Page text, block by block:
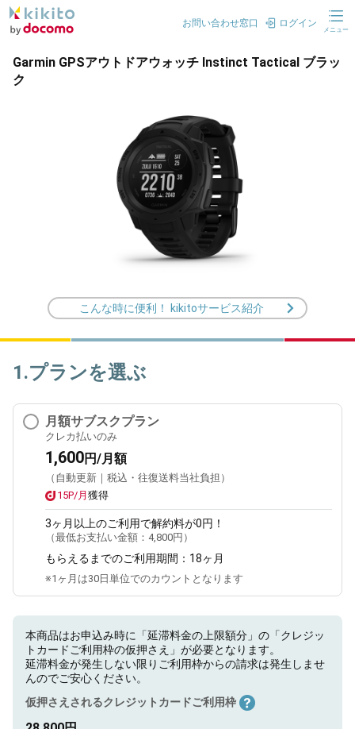
お問い合わせ窓口 ログイン
メニュー
Garmin GPSアウトドアウォッチ Instinct Tactical ブラッ
ク
こんな時に便利！ kikitoサービス紹介
1.プランを選ぶ
月額サブスクプラン
クレカ払いのみ
1,600円/月額
（自動更新｜税込・往復送料当社負担）
15P/月 獲得
3ヶ月 以上のご利用で解約料が0円！
（最低お支払い金額： 4,800円 ）
もらえるまでのご利用期間： 18ヶ月
※1ヶ月は30日単位でのカウントとなります
本商品はお申込み時に「延滞料金の上限額分」の「クレジッ
トカードご利用枠の仮押さえ」が必要となります。
延滞料金が発生しない限りご利用枠からの請求は発生しませ
んのでご安心ください。
仮押さえされるクレジットカードご利用枠